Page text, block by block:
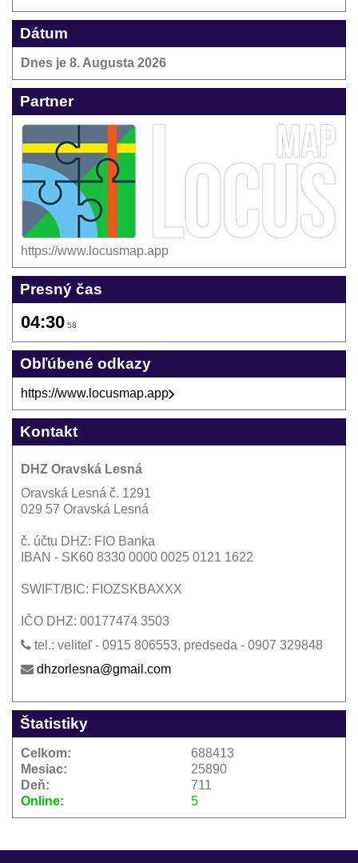
Dátum
Dnes je 8. Augusta 2026
Partner
https://www.locusmap.app
Presný čas
04:30 58
Obľúbené odkazy
https://www.locusmap.app
Kontakt
DHZ Oravská Lesná
Oravská Lesná č. 1291
029 57 Oravská Lesná
č. účtu DHZ: FIO Banka
IBAN - SK60 8330 0000 0025 0121 1622
SWIFT/BIC: FIOZSKBAXXX
IČO DHZ: 00177474 3503
tel.: veliteľ - 0915 806553, predseda - 0907 329848
dhzorlesna@gmail.com
Štatistiky
Online: 5
Celkom:
688413
Mesiac:
25890
Deň:
711